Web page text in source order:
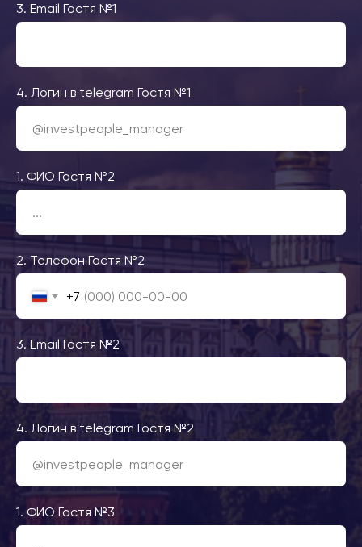
3. Email Гостя №1
4. Логин в telegram Гостя №1
1. ФИО Гостя №2
2. Телефон Гостя №2
+7
3. Email Гостя №2
4. Логин в telegram Гостя №2
1. ФИО Гостя №3